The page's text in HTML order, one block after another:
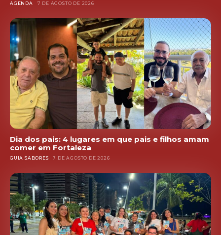
AGENDA 7 DE AGOSTO DE 2026
Dia dos pais: 4 lugares em que pais e filhos amam
comer em Fortaleza
GUIA SABORES 7 DE AGOSTO DE 2026